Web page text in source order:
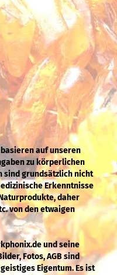
auf unseren
zu körperlichen
sind grundsätzlich nicht
Erkenntnisse
daher
von den etwaigen
und seine
Fotos, AGB sind
Eigentum. Es ist